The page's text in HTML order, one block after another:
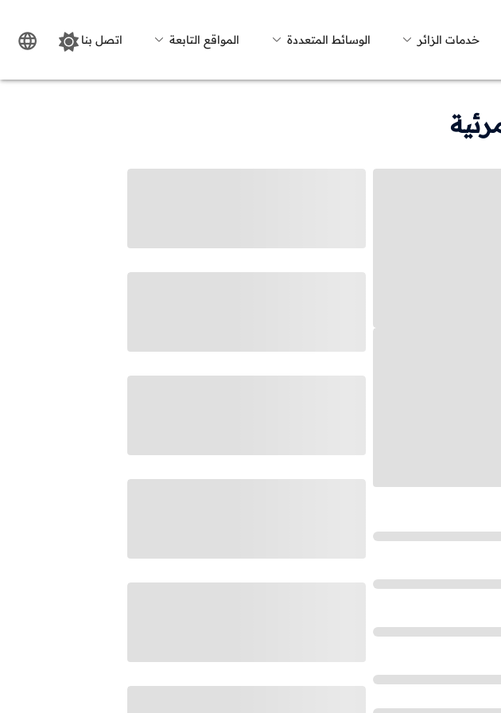
خدمات الزائر الوسائط المتعددة المواقع التابعة اتصل بنا